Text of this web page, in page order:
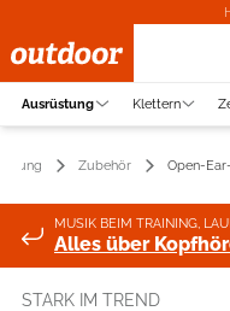
Ausrüstung Klettern
Zubehör Open-
MUSIK BEIM TRAINING,
Alles über
STARK IM TREND